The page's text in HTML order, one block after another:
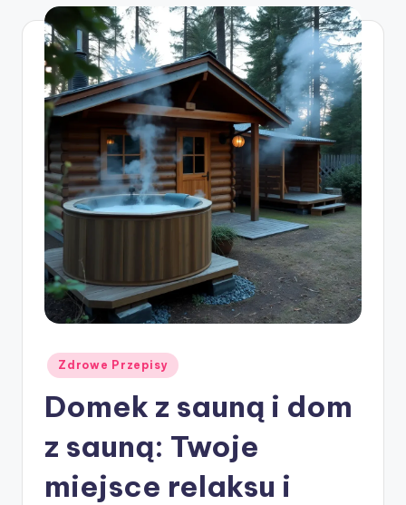
Posted
in
Zdrowe Przepisy
Domek z sauną i dom
z sauną: Twoje
miejsce relaksu i